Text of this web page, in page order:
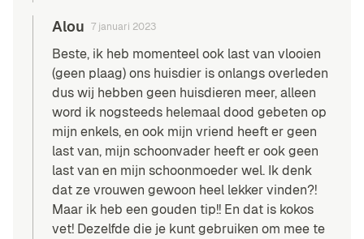
Alou 7 januari 2023
Beste, ik heb momenteel ook last van vlooien
(geen plaag) ons huisdier is onlangs overleden
dus wij hebben geen huisdieren meer, alleen
word ik nogsteeds helemaal dood gebeten op
mijn enkels, en ook mijn vriend heeft er geen
last van, mijn schoonvader heeft er ook geen
last van en mijn schoonmoeder wel. Ik denk
dat ze vrouwen gewoon heel lekker vinden?!
Maar ik heb een gouden tip!! En dat is kokos
vet! Dezelfde die je kunt gebruiken om mee te